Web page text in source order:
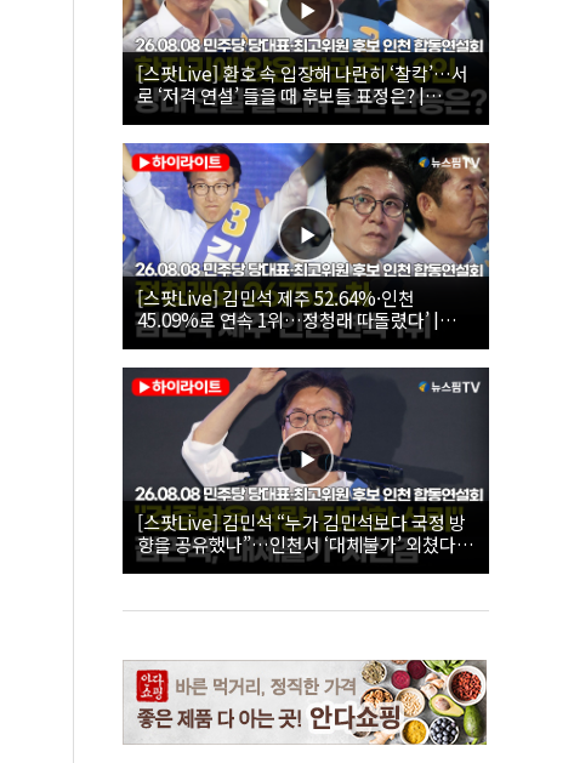
[스팟Live] 환호 속 입장해 나란히 ‘찰칵’…서
로 ‘저격 연설’ 들을 때 후보들 표정은? |
26.08.08 더불어민주당 당대표·최고위원 후
보 인천 합동연설회
[스팟Live] 김민석 제주 52.64%·인천
45.09%로 연속 1위…정청래 따돌렸다’ |
26.08.08 더불어민주당 당대표·최고위원 후
보 인천 합동연설회
[스팟Live] 김민석 “누가 김민석보다 국정 방
향을 공유했나”…인천서 ‘대체불가’ 외쳤다 |
26.08.08 더불어민주당 당대표·최고위원 후